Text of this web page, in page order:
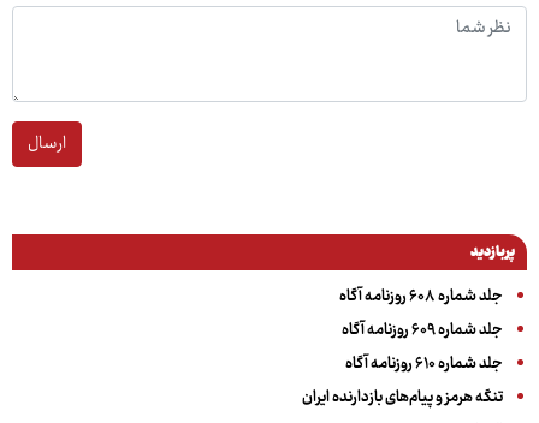
ارسال
پربازدید
جلد شماره ۶۰۸ روزنامه آگاه
جلد شماره ۶۰۹ روزنامه آگاه
جلد شماره ۶۱۰ روزنامه آگاه
تنگه هرمز و پیام‌های بازدارنده ایران